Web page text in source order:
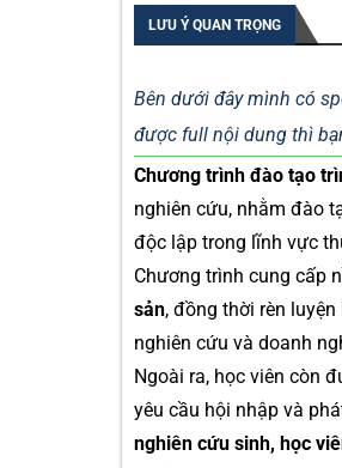
LƯU Ý QUAN TRỌNG
Bên dưới đây mình có
được full nội dung thì
Chương trình đào tạo
nghiên cứu, nhằm đào
độc lập trong lĩnh vực
Chương trình cung cấp
sản, đồng thời rèn
nghiên cứu và doanh
Ngoài ra, học viên còn
yêu cầu hội nhập và
nghiên cứu sinh, học